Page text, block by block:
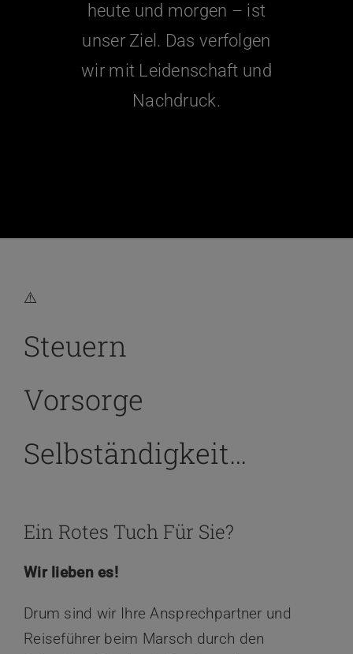
heute und morgen – ist
unser Ziel. Das verfolgen
wir mit Leidenschaft und
Nachdruck.
Steuern
Vorsorge
Selbständigkeit…
Ein Rotes Tuch Für Sie?
Wir lieben es!
Drum sind wir Ihre Ansprechpartner und
Reiseführer beim Marsch durch den